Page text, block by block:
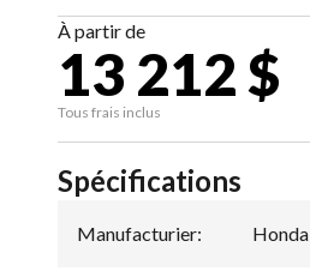
À partir de
13 212 $
Tous frais inclus
Spécifications
Manufacturier: Honda